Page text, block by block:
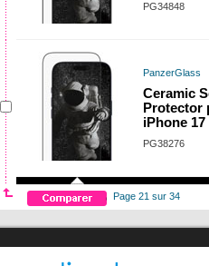
PG34848
PanzerGlass
Ceramic
Protector
iPhone 17
PG38276
Page 21 sur 34